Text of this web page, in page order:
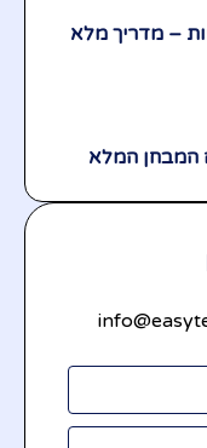
– מדריך מלא
המבחן המלא